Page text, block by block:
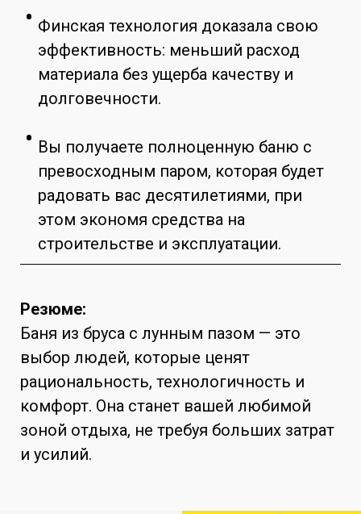
Финская технология доказала свою
эффективность: меньший расход
материала без ущерба качеству и
долговечности.
Вы получаете полноценную баню с
превосходным паром, которая будет
радовать вас десятилетиями, при
этом экономя средства на
строительстве и эксплуатации.
Резюме:
Баня из бруса с лунным пазом — это
выбор людей, которые ценят
рациональность, технологичность и
комфорт. Она станет вашей любимой
зоной отдыха, не требуя больших затрат
и усилий.